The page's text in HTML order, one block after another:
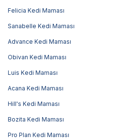
Felicia Kedi Maması
Sanabelle Kedi Maması
Advance Kedi Maması
Obivan Kedi Maması
Luis Kedi Maması
Acana Kedi Maması
Hill's Kedi Maması
Bozita Kedi Maması
Pro Plan Kedi Maması